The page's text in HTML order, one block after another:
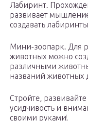
Лабиринт.
развивает
создавать
Мини-зоопарк. Для
животных можно
различными
названий животных
Стройте,
усидчивость и
своими руками!